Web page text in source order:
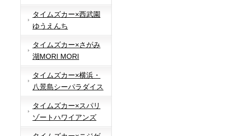
タイムズカー×西武園
ゆうえんち
タイムズカー×さがみ
湖MORI MORI
タイムズカー×横浜・
八景島シーパラダイス
タイムズカー×スパリ
ゾートハワイアンズ